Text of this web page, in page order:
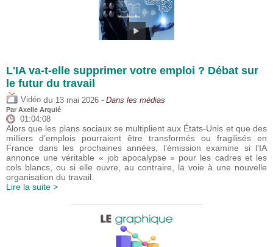
L'IA va-t-elle supprimer votre emploi ? Débat sur
le futur du travail
Vidéo du 13 mai 2026 - Dans les médias
Par Axelle Arquié
01:04:08
Alors que les plans sociaux se multiplient aux États-Unis et que des
milliers d’emplois pourraient être transformés ou fragilisés en
France dans les prochaines années, l’émission examine si l’IA
annonce une véritable « job apocalypse » pour les cadres et les
cols blancs, ou si elle ouvre, au contraire, la voie à une nouvelle
organisation du travail.
Lire la suite >